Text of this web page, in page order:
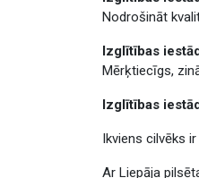
Nodrošināt
Izglītības
Mērķtiecīgs,
Izglītības
Ikviens cilvēks
Ar Liepāja